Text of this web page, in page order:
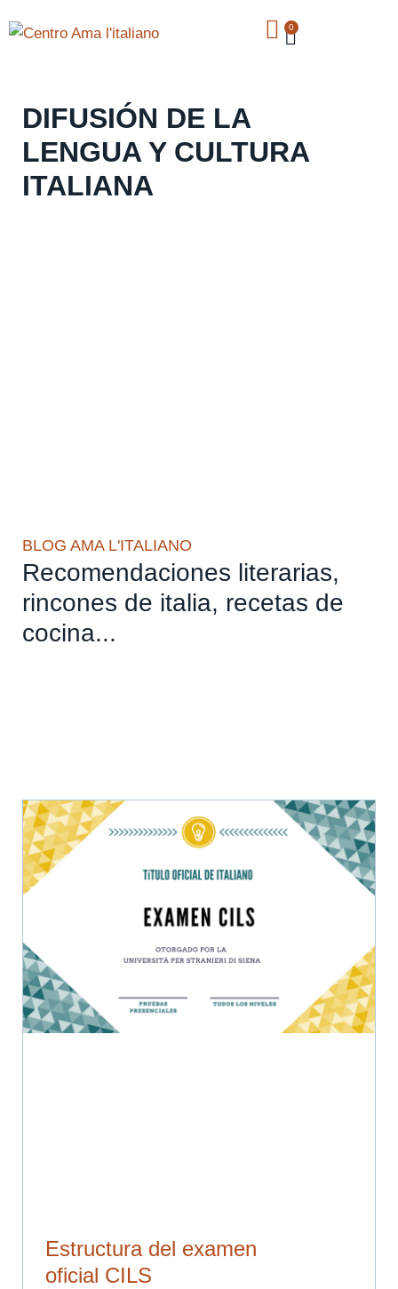
0
DIFUSIÓN DE LA
LENGUA Y CULTURA
ITALIANA
BLOG AMA L'ITALIANO
Recomendaciones literarias,
rincones de italia, recetas de
cocina...
Estructura del examen
oficial CILS